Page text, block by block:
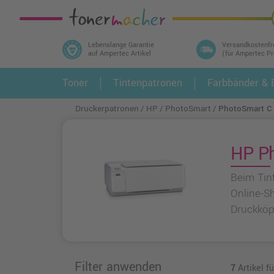
Lebenslange Garantie
auf Ampertec Artikel
(für Ampertec
In 3 einfachen Schritten ihr Druckermodell
und alle dazu passenden Artikel finden ➤ 1.
Toner Tintenpatronen Farbbänder &
Druckerpatronen HP PhotoSmart PhotoSmart
HP
Beim
Online-
Filter anwenden 7Artikel